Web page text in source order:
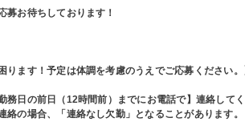
募お待ちしております！
ります！予定は体調を考慮のうえでご応募ください。
日の前日（12時間前）までにお電話で】連絡してく
の場合、「連絡なし欠勤」となることがあります。